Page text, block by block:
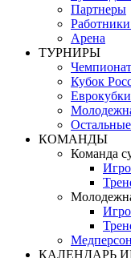
Партнеры
Арена
ТУРНИРЫ
Кубок
Еврокубки
КОМАНДЫ
Команда
КАЛЕНДАРЬ